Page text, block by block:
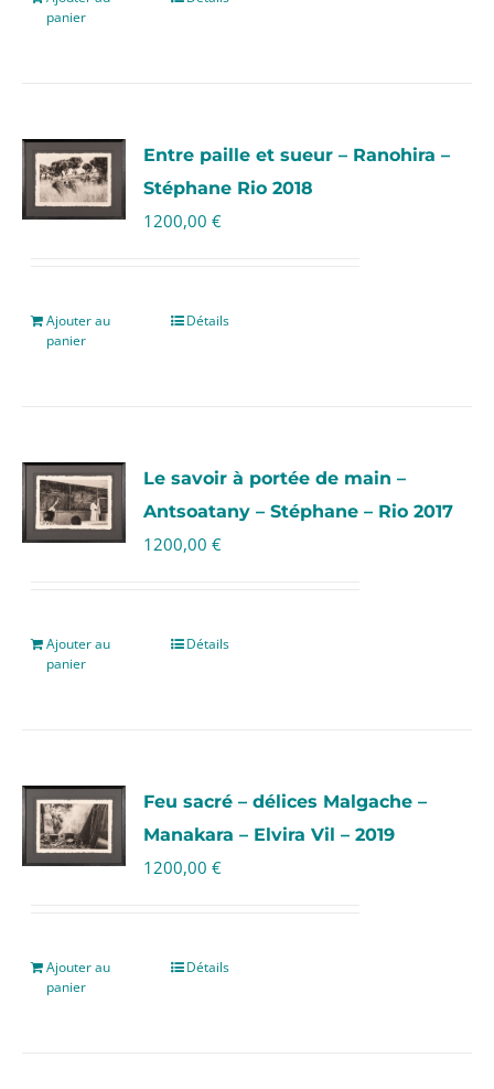
panier
Entre paille et sueur – Ranohira –
Stéphane Rio 2018
1200,00€
Ajouter au
panier
Détails
Le savoir à portée de main –
Antsoatany – Stéphane – Rio 2017
1200,00€
Ajouter au
panier
Détails
Feu sacré – délices Malgache –
Manakara – Elvira Vil – 2019
1200,00€
Ajouter au
panier
Détails